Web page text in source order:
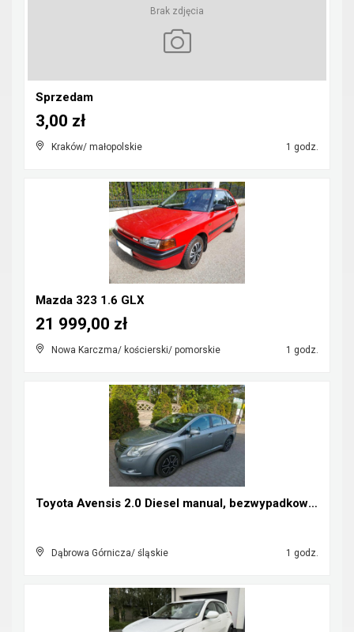
Brak zdjęcia
Sprzedam
Kraków/ małopolskie 1 godz.
3,00 zł
Mazda 323 1.6 GLX
Nowa Karczma/ kościerski/ pomorskie 1 godz.
21 999,00 zł
Toyota Avensis 2.0 Diesel manual, bezwypadkowa, za...
Dąbrowa Górnicza/ śląskie 1 godz.